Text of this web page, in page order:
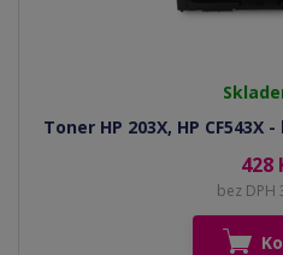
Toner HP 203X, HP
428
bez DPH